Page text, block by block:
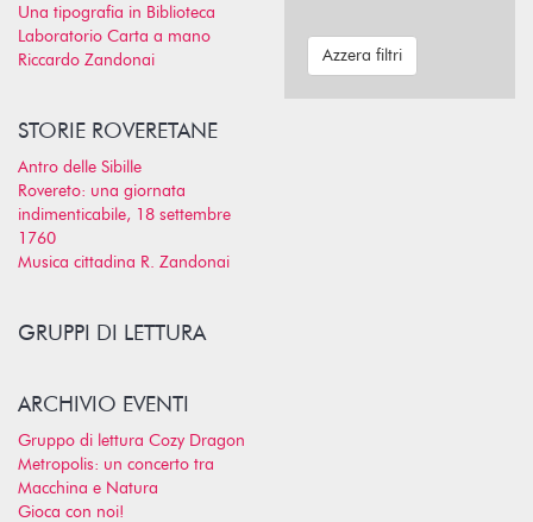
Una tipografia in Biblioteca
Laboratorio Carta a mano
Riccardo Zandonai
STORIE ROVERETANE
Antro delle Sibille
Rovereto: una giornata
indimenticabile, 18 settembre
1760
Musica cittadina R. Zandonai
GRUPPI DI LETTURA
ARCHIVIO EVENTI
Gruppo di lettura Cozy Dragon
Metropolis: un concerto tra
Macchina e Natura
Gioca con noi!
Azzera filtri